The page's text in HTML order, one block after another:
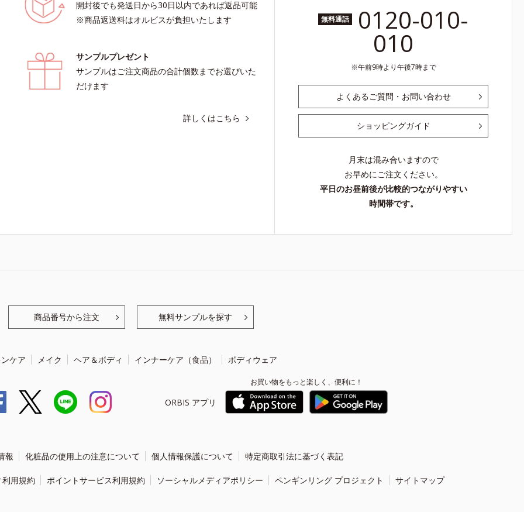
開封後でも発送日から30日以内であれば返品可能
※商品返送料はオルビスが負担いたします
サンプルプレゼント
サンプルはご注文商品の合計個数までお選びいた
だけます
詳しくはこちら
無料通話 0120-010-
010
午前9時より午後7時まで
よくあるご質問・お問い合わせ
ショッピングガイド
月末は混み合いますので
お早めにご注文ください。
平日のお昼前後が比較的つながりやすい
時間帯です。
商品番号から注文 無料サンプルを探す
ケア メイク ヘア＆ボディ インナーケア（食品） ボディウェア
ORBIS アプリ
お買い物をもっと楽しく、便利に！
報 化粧品の使用上の注意について 個人情報保護について 特定商取引法に基づく表記
用規約 ポイントサービス利用規約 ソーシャルメディアポリシー ペンギンリング プロジェクト サイトマップ